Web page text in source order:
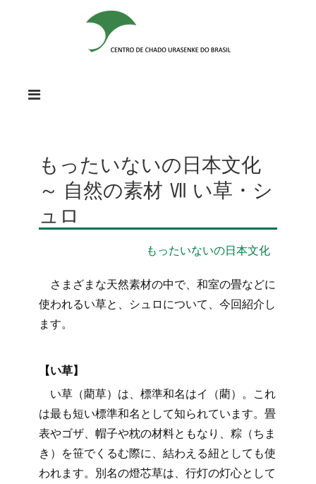
もったいないの日本文化
～ 自然の素材 Ⅶ い草・シ
ュロ
もったいないの日本文化
さまざまな天然素材の中で、和室の畳などに
使われるい草と、シュロについて、今回紹介し
ます。
【い草】
い草（藺草）は、標準和名はイ（藺）。これ
は最も短い標準和名として知られています。畳
表やゴザ、帽子や枕の材料ともなり、粽（ちま
き）を笹でくるむ際に、結わえる紐としても使
われます。別名の燈芯草は、行灯の灯心として